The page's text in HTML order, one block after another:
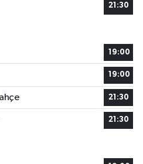
21:30
19:00
19:00
21:30
21:30